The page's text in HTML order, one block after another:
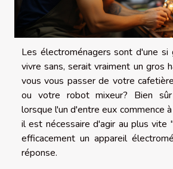
Les électroménagers sont d'une si
vivre sans, serait vraiment un gros
vous vous passer de votre
ou votre robot mixeur? Bien
lorsque l'un d'entre eux commence
il est nécessaire d'agir au plus vite
efficacement un appareil
réponse.